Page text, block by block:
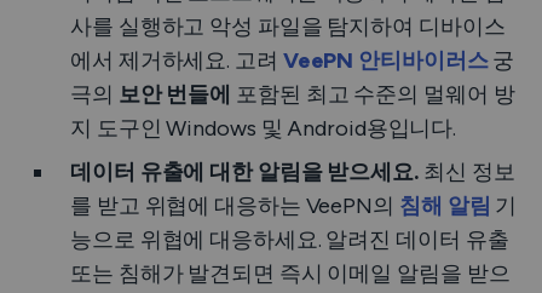
사를 실행하고 악성 파일을 탐지하여 디바이스
에서 제거하세요. 고려 VeePN 안티바이러스 궁
극의 보안 번들에 포함된 최고 수준의 멀웨어 방
지 도구인 Windows 및 Android용입니다.
데이터 유출에 대한 알림을 받으세요. 최신 정보
를 받고 위협에 대응하는 VeePN의 침해 알림 기
능으로 위협에 대응하세요. 알려진 데이터 유출
또는 침해가 발견되면 즉시 이메일 알림을 받으